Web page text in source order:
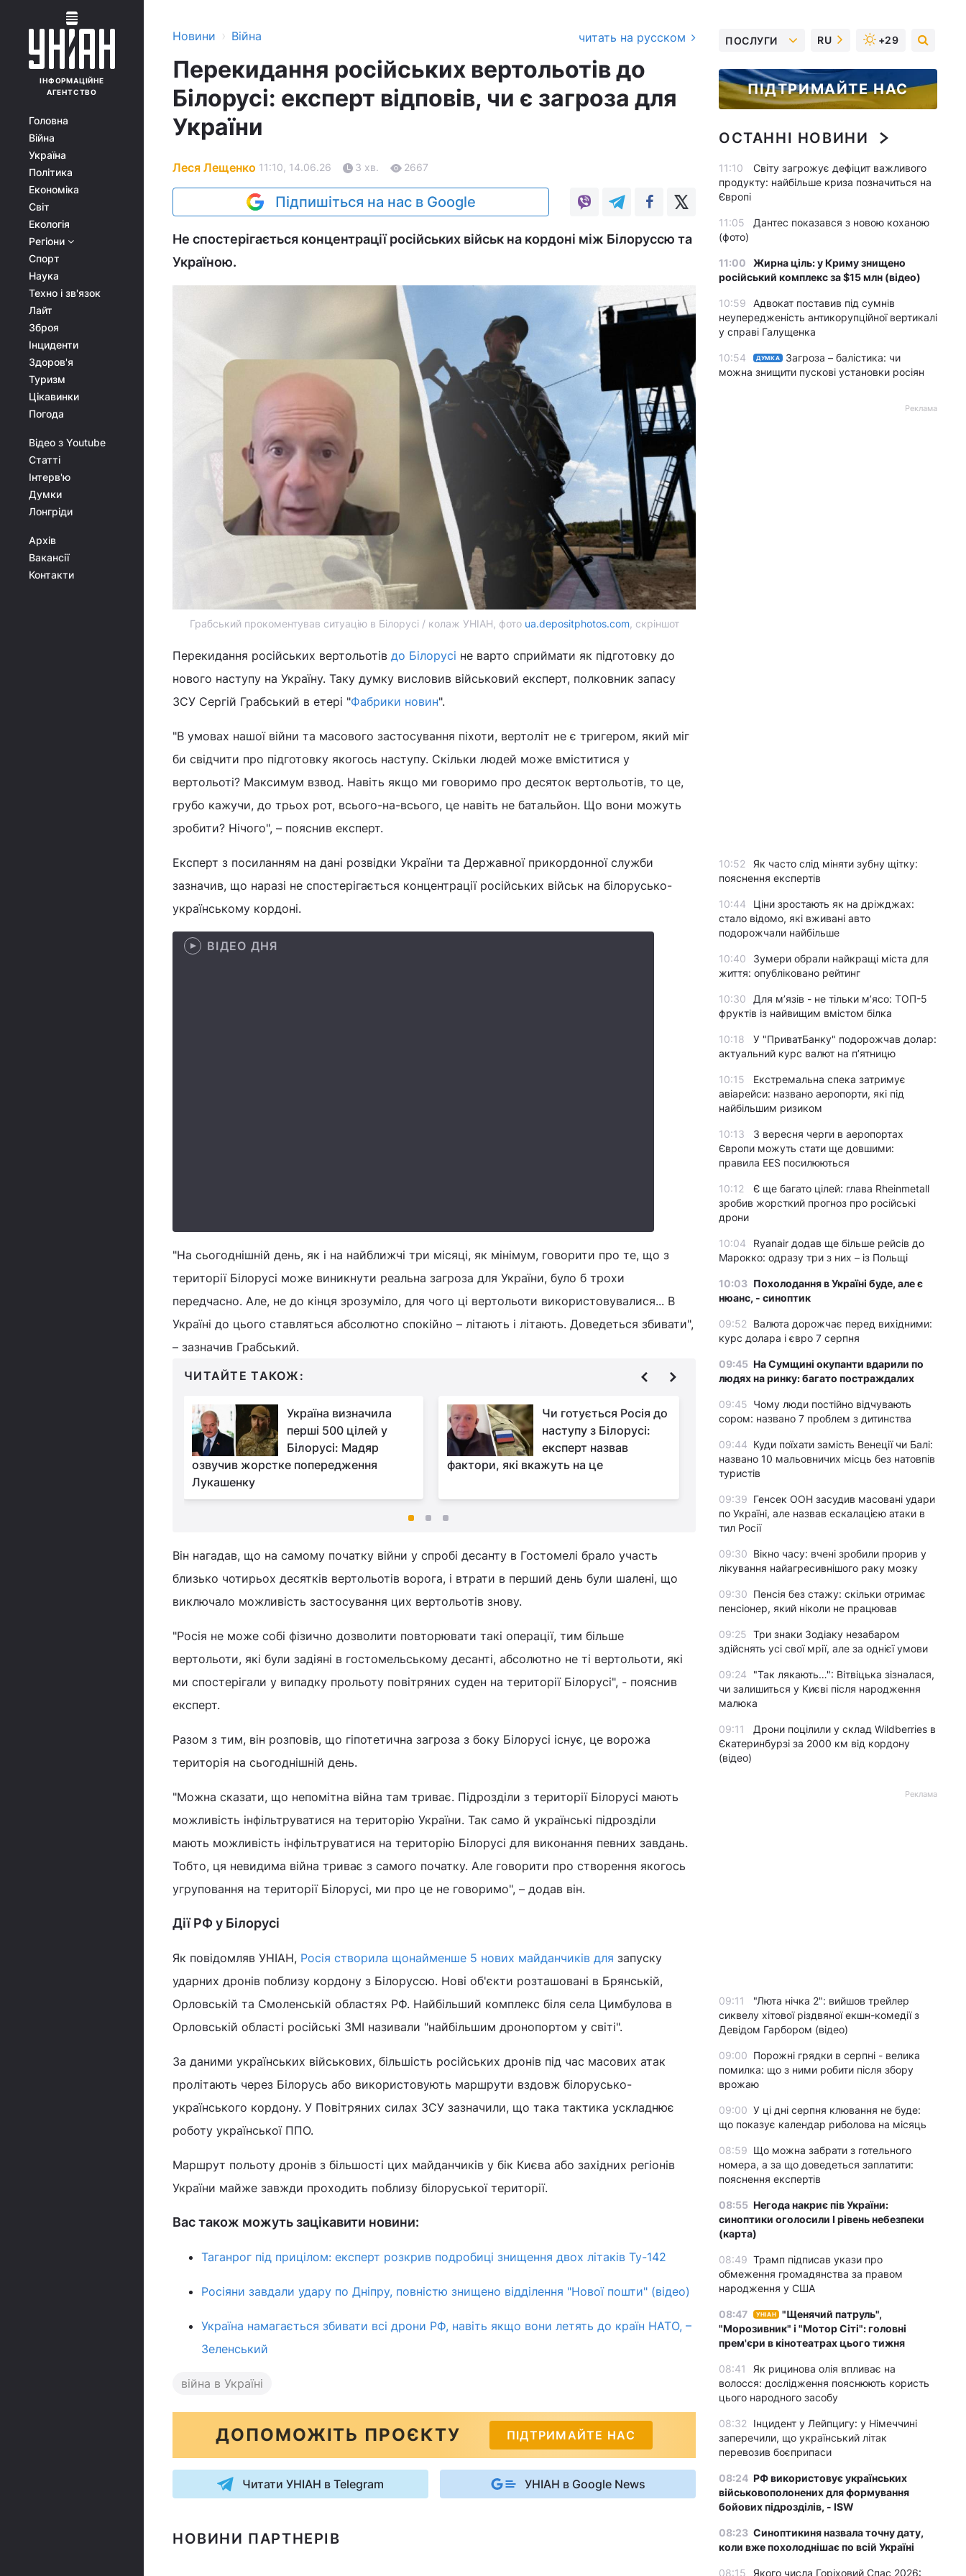
ІНФОРМАЦІЙНЕ
АГЕНТСТВО
Головна
Війна
Україна
Політика
Економіка
Світ
Екологія
Регіони
Спорт
Наука
Техно і зв'язок
Лайт
Зброя
Інциденти
Здоров'я
Туризм
Цікавинки
Погода
Відео з Youtube
Статті
Інтерв'ю
Думки
Лонгріди
Архів
Вакансії
Контакти
Новини › Війна читать на русском
Перекидання російських вертольотів до
Білорусі: експерт відповів, чи є загроза для
України
Леся Лещенко 11:10, 14.06.26 3 хв. 2667
Підпишіться на нас в Google
Не спостерігається концентрації російських військ на кордоні між Білоруссю та
Україною.
Грабський прокоментував ситуацію в Білорусі / колаж УНІАН, фото ua.depositphotos.com, скріншот
Перекидання російських вертольотів до Білорусі не варто сприймати як підготовку до
нового наступу на Україну. Таку думку висловив військовий експерт, полковник запасу
ЗСУ Сергій Грабський в етері "Фабрики новин".
"В умовах нашої війни та масового застосування піхоти, вертоліт не є тригером, який міг
би свідчити про підготовку якогось наступу. Скільки людей може вміститися у
вертольоті? Максимум взвод. Навіть якщо ми говоримо про десяток вертольотів, то це,
грубо кажучи, до трьох рот, всього-на-всього, це навіть не батальйон. Що вони можуть
зробити? Нічого", – пояснив експерт.
Експерт з посиланням на дані розвідки України та Державної прикордонної служби
зазначив, що наразі не спостерігається концентрації російських військ на білорусько-
українському кордоні.
ВІДЕО ДНЯ
"На сьогоднішній день, як і на найближчі три місяці, як мінімум, говорити про те, що з
території Білорусі може виникнути реальна загроза для України, було б трохи
передчасно. Але, не до кінця зрозуміло, для чого ці вертольоти використовувалися... В
Україні до цього ставляться абсолютно спокійно – літають і літають. Доведеться збивати",
– зазначив Грабський.
ЧИТАЙТЕ ТАКОЖ:
Україна визначила
перші 500 цілей у
Білорусі: Мадяр
озвучив жорстке попередження
Лукашенку
Чи готується Росія до
наступу з Білорусі:
експерт назвав
фактори, які вкажуть на це
РФ хоче створити
Вінниччині: експерт
пояснив, чи під силу це ворогу
Він нагадав, що на самому початку війни у спробі десанту в Гостомелі брало участь
близько чотирьох десятків вертольотів ворога, і втрати в перший день були шалені, що
виключало можливість застосування цих вертольотів знову.
"Росія не може собі фізично дозволити повторювати такі операції, тим більше
вертольоти, які були задіяні в гостомельському десанті, абсолютно не ті вертольоти, які
ми спостерігали у випадку прольоту повітряних суден на території Білорусі", - пояснив
експерт.
Разом з тим, він розповів, що гіпотетична загроза з боку Білорусі існує, це ворожа
територія на сьогоднішній день.
"Можна сказати, що непомітна війна там триває. Підрозділи з території Білорусі мають
можливість інфільтруватися на територію України. Так само й українські підрозділи
мають можливість інфільтруватися на територію Білорусі для виконання певних завдань.
Тобто, ця невидима війна триває з самого початку. Але говорити про створення якогось
угруповання на території Білорусі, ми про це не говоримо", – додав він.
Дії РФ у Білорусі
Як повідомляв УНІАН, Росія створила щонайменше 5 нових майданчиків для запуску
ударних дронів поблизу кордону з Білоруссю. Нові об'єкти розташовані в Брянській,
Орловській та Смоленській областях РФ. Найбільший комплекс біля села Цимбулова в
Орловській області російські ЗМІ називали "найбільшим дронопортом у світі".
За даними українських військових, більшість російських дронів під час масових атак
пролітають через Білорусь або використовують маршрути вздовж білорусько-
українського кордону. У Повітряних силах ЗСУ зазначили, що така тактика ускладнює
роботу української ППО.
Маршрут польоту дронів з більшості цих майданчиків у бік Києва або західних регіонів
України майже завжди проходить поблизу білоруської території.
Вас також можуть зацікавити новини:
Таганрог під прицілом: експерт розкрив подробиці знищення двох літаків Ту-142
Росіяни завдали удару по Дніпру, повністю знищено відділення "Нової пошти" (відео)
Україна намагається збивати всі дрони РФ, навіть якщо вони летять до країн НАТО, –
Зеленський
війна в Україні
ДОПОМОЖІТЬ ПРОЄКТУ ПІДТРИМАЙТЕ НАС
Читати УНІАН в Telegram УНІАН в Google News
НОВИНИ ПАРТНЕРІВ
ПОСЛУГИ RU +29
ПІДТРИМАЙТЕ НАС
ОСТАННІ НОВИНИ
11:10
Світу загрожує дефіцит важливого
продукту: найбільше криза позначиться на
Європі
11:05
Дантес показався з новою коханою
(фото)
11:00
Жирна ціль: у Криму знищено
російський комплекс за $15 млн (відео)
10:59
Адвокат поставив під сумнів
неупередженість антикорупційної вертикалі
у справі Галущенка
10:54 ДУМКА
Загроза – балістика: чи
можна знищити пускові установки росіян
Реклама
10:52
Як часто слід міняти зубну щітку:
пояснення експертів
10:44
Ціни зростають як на дріжджах:
стало відомо, які вживані авто
подорожчали найбільше
10:40
Зумери обрали найкращі міста для
життя: опубліковано рейтинг
10:30
Для м’язів - не тільки м’ясо: ТОП-5
фруктів із найвищим вмістом білка
10:18
У "ПриватБанку" подорожчав долар:
актуальний курс валют на п’ятницю
10:15
Екстремальна спека затримує
авіарейси: названо аеропорти, які під
найбільшим ризиком
10:13
З вересня черги в аеропортах
Європи можуть стати ще довшими:
правила EES посилюються
10:12
Є ще багато цілей: глава Rheinmetall
зробив жорсткий прогноз про російські
дрони
10:04
Ryanair додав ще більше рейсів до
Марокко: одразу три з них – із Польщі
10:03 Похолодання в Україні буде, але є
нюанс, - синоптик
09:52
Валюта дорожчає перед вихідними:
курс долара і євро 7 серпня
09:45 На Сумщині окупанти вдарили по
людях на ринку: багато постраждалих
09:45 Чому люди постійно відчувають
сором: названо 7 проблем з дитинства
09:44 Куди поїхати замість Венеції чи Балі:
названо 10 мальовничих місць без натовпів
туристів
09:39 Генсек ООН засудив масовані удари
по Україні, але назвав ескалацією атаки в
тил Росії
09:30 Вікно часу: вчені зробили прорив у
лікування найагресивнішого раку мозку
09:30 Пенсія без стажу: скільки отримає
пенсіонер, який ніколи не працював
09:25 Три знаки Зодіаку незабаром
здійснять усі свої мрії, але за однієї умови
09:24
"Так лякають…": Вітвіцька зізналася,
чи залишиться у Києві після народження
малюка
09:11
Дрони поцілили у склад Wildberries в
Єкатеринбурзі за 2000 км від кордону
(відео)
Реклама
09:11
"Люта нічка 2": вийшов трейлер
сиквелу хітової різдвяної екшн-комедії з
Девідом Гарбором (відео)
09:00 Порожні грядки в серпні - велика
помилка: що з ними робити після збору
врожаю
09:00 У ці дні серпня клювання не буде:
що показує календар риболова на місяць
08:59 Що можна забрати з готельного
номера, а за що доведеться заплатити:
пояснення експертів
08:55 Негода накриє пів України:
синоптики оголосили І рівень небезпеки
(карта)
08:49 Трамп підписав укази про
обмеження громадянства за правом
народження у США
08:47 УНІАН
"Щенячий патруль",
"Морозивник" і "Мотор Сіті": головні
прем'єри в кінотеатрах цього тижня
08:41
Як рицинова олія впливає на
волосся: дослідження пояснюють користь
цього народного засобу
08:32
Інцидент у Лейпцигу: у Німеччині
заперечили, що український літак
перевозив боєприпаси
08:24 РФ використовує українських
військовополонених для формування
бойових підрозділів, - ISW
08:23 Синоптикиня назвала точну дату,
коли вже похолоднішає по всій Україні
08:15 Якого числа Горіховий Спас 2026: